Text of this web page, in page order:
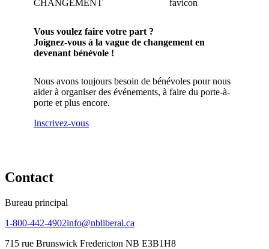
CHANGEMENT
Vous voulez faire votre part ?
Joignez-vous à la vague de changement en
devenant bénévole !
Nous avons toujours besoin de bénévoles pour nous
aider à organiser des événements, à faire du porte-à-
porte et plus encore.
Inscrivez-vous
Contact
Bureau principal
1-800-442-4902info@nbliberal.ca
715 rue Brunswick Fredericton NB E3B1H8